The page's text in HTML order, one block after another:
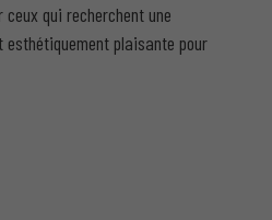
qui recherchent une
plaisante pour